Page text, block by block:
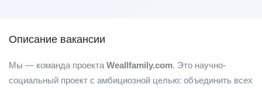
Описание вакансии
Мы — команда проекта Weallfamily.com. Это научно-
социальный проект с амбициозной целью: объединить всех